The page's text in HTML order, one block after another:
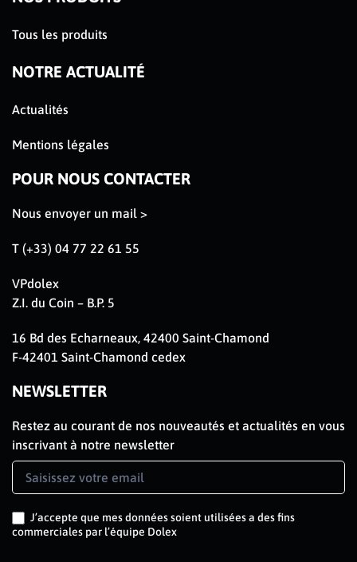
Tous les produits
NOTRE ACTUALITÉ
Actualités
Mentions légales
POUR NOUS CONTACTER
Nous envoyer un mail >
T (+33) 04 77 22 61 55
VPdolex
Z.I. du Coin – B.P. 5
16 Bd des Echarneaux, 42400 Saint-Chamond
F-42401 Saint-Chamond cedex
NEWSLETTER
Restez au courant de nos nouveautés et actualités en vous
inscrivant à notre newsletter
Newsletter
Signup
J’accepte que mes données soient utilisées a des fins
commerciales par l’équipe Dolex